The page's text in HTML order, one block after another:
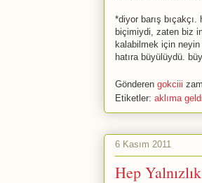
*diyor barış
biçimiydi, zaten biz
kalabilmek için
hatıra büyülüydü.
Gönderen gokciii
Etiketler: aklıma
6 Kasım 2011
Hep